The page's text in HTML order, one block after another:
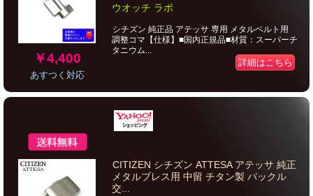
￥4,400
あすつく対応
ウオッチ ラボ
シチズン 純正品 アテッサ 専用 メタルベルト用
調整コマ【仕様】■国内正規品■材質：スーパーチ
タニウム...
詳細はこちら
CITIZEN シチズン ATTESA アテッサ 純正
メタルブレス用 中留 チタン製 バックル
交...